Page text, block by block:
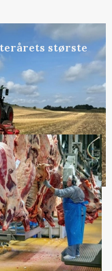
største